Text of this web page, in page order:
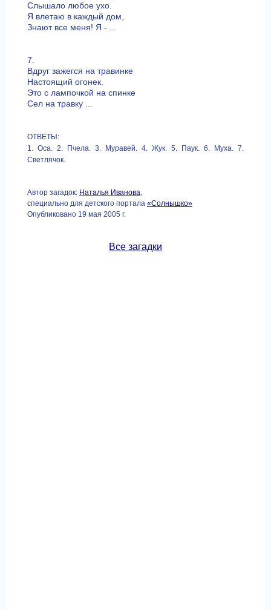
Слышало любое ухо.
Я влетаю в каждый дом,
Знают все меня! Я - ...
7.
Вдруг зажегся на травинке
Настоящий огонек.
Это с лампочкой на спинке
Сел на травку ...
ОТВЕТЫ:
1. Оса. 2. Пчела. 3. Муравей. 4. Жук. 5. Паук. 6. Муха. 7.
Светлячок.
Автор загадок: Наталья Иванова,
специально для детского портала «Солнышко»
Опубликовано 19 мая 2005 г.
Все загадки